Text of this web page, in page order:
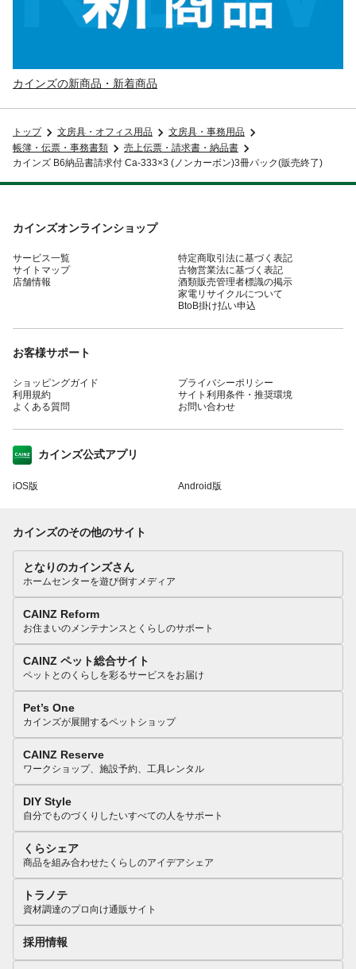
カインズの新商品・新着商品
トップ 文房具・オフィス用品
文房具・事務用品
帳簿・伝票・事務書類
売上伝票・請求書・納品書
カインズ B6納品書請求付 Ca-333×3 (ノンカーボン)3冊パック(販売終了)
カインズオンラインショップ
サービス一覧
サイトマップ
店舗情報
特定商取引法に基づく表記
古物営業法に基づく表記
酒類販売管理者標識の掲示
家電リサイクルについて
BtoB掛け払い申込
お客様サポート
ショッピングガイド
利用規約
よくある質問
プライバシーポリシー
サイト利用条件・推奨環境
お問い合わせ
カインズ公式アプリ
iOS版 Android版
カインズのその他のサイト
となりのカインズさん
ホームセンターを遊び倒すメディア
CAINZ Reform
お住まいのメンテナンスとくらしのサポート
CAINZ ペット総合サイト
ペットとのくらしを彩るサービスをお届け
Pet’s One
カインズが展開するペットショップ
CAINZ Reserve
ワークショップ、施設予約、工具レンタル
DIY Style
自分でものづくりしたいすべての人をサポート
くらシェア
商品を組み合わせたくらしのアイデアシェア
トラノテ
資材調達のプロ向け通販サイト
採用情報